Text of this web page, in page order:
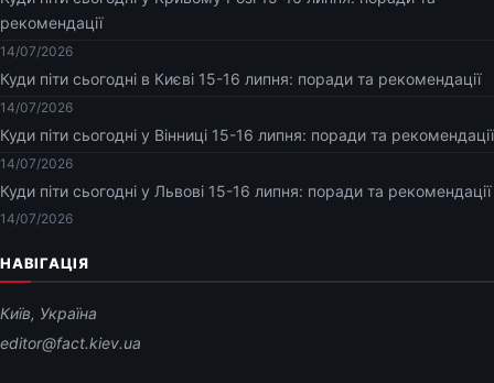
рекомендації
14/07/2026
Куди піти сьогодні в Києві 15-16 липня: поради та рекомендації
14/07/2026
Куди піти сьогодні у Вінниці 15-16 липня: поради та рекомендації
14/07/2026
Куди піти сьогодні у Львові 15-16 липня: поради та рекомендації
14/07/2026
НАВІГАЦІЯ
Київ, Україна
editor@fact.kiev.ua